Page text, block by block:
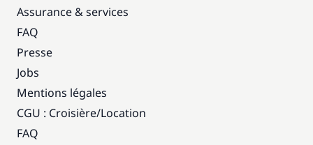
Assurance & services
FAQ
Presse
Jobs
Mentions légales
CGU : Croisière/Location
FAQ